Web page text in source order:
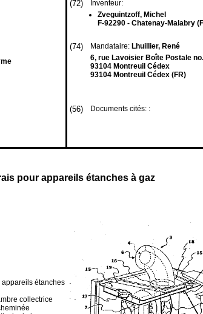
(72)
Inventeur:
Zveguintzoff, Michel
F-92290 - Chatenay-Malabry
(74) Mandataire: Lhuillier, René
6, rue Lavoisier Boîte Postale
93104 Montreuil Cédex
93104 Montreuil Cédex (FR)
(56) Documents cités: :
pour appareils étanches à gaz
appareils étanches
collectrice